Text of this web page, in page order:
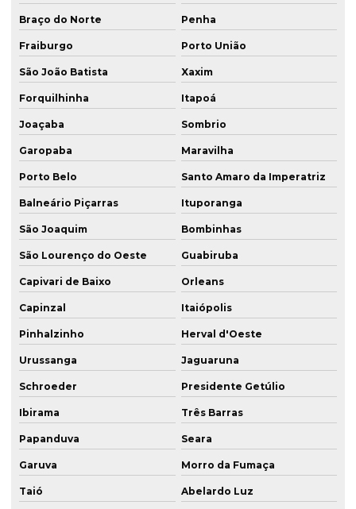
Braço do Norte Penha
Fraiburgo Porto União
São João Batista Xaxim
Forquilhinha Itapoá
Joaçaba Sombrio
Garopaba Maravilha
Porto Belo Santo Amaro da Imperatriz
Balneário Piçarras Ituporanga
São Joaquim Bombinhas
São Lourenço do Oeste Guabiruba
Capivari de Baixo Orleans
Capinzal Itaiópolis
Pinhalzinho Herval d'Oeste
Urussanga Jaguaruna
Schroeder Presidente Getúlio
Ibirama Três Barras
Papanduva Seara
Garuva Morro da Fumaça
Taió Abelardo Luz